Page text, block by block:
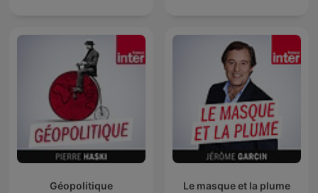
Géopolitique Le masque et la plume